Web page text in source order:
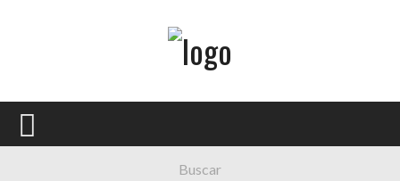
PORTADA